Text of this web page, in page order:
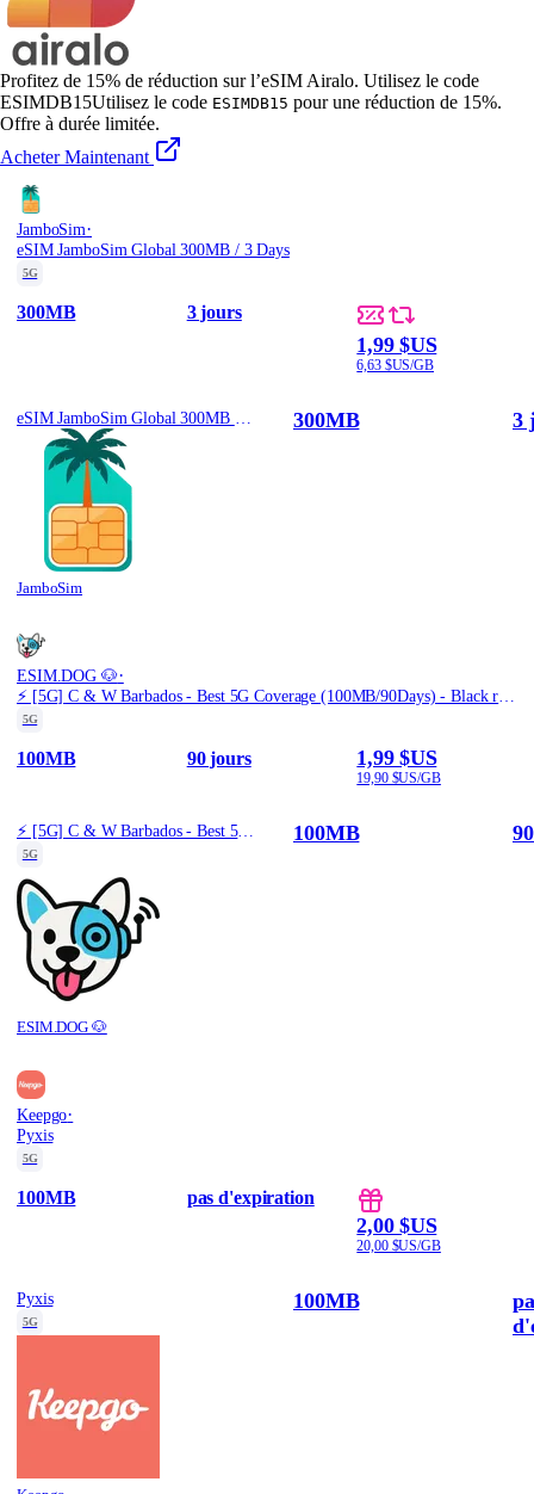
Profitez de 15% de réduction sur l’eSIM Airalo. Utilisez le code
ESIMDB15Utilisez le code ESIMDB15 pour une réduction de 15%.
Offre à durée limitée.
Acheter Maintenant
JamboSim·
eSIM JamboSim Global 300MB / 3 Days
5G
300MB 3 jours
1,99 $US
6,63 $US/GB
JamboSim
300MB 3
ESIM.DOG 🐶·
5G
100MB 90 jours 1,99 $US
19,90 $US/GB
⚡️ [5G] C & W Barbados - Best 5G Coverage (100MB/90Days) - Black route
5G
ESIM.DOG 🐶
100MB
Keepgo·
Pyxis
5G
100MB pas d'expiration
2,00 $US
20,00 $US/GB
Pyxis
5G
100MB